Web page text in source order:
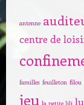
antenne
centre de
familles feuilleton filou
jeu la petite lili